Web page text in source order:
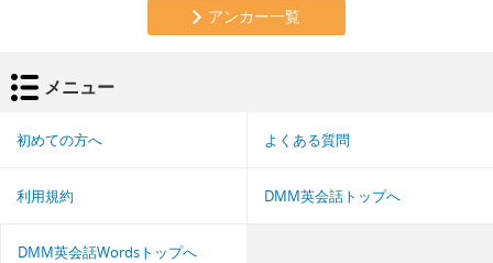
アンカー一覧
メニュー
初めての方へ よくある質問
利用規約 DMM英会話トップへ
DMM英会話Wordsトップへ